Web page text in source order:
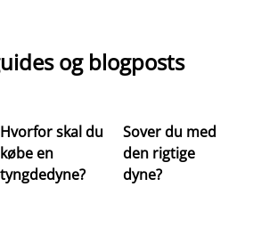
og blogposts
Hvorfor skal du
købe en
tyngdedyne?
Sover du med
den rigtige
dyne?